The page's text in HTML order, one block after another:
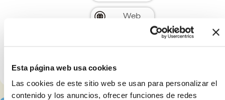
Esta página web usa cookies
Las cookies de este sitio web se usan para personalizar el
contenido y los anuncios, ofrecer funciones de redes
Web